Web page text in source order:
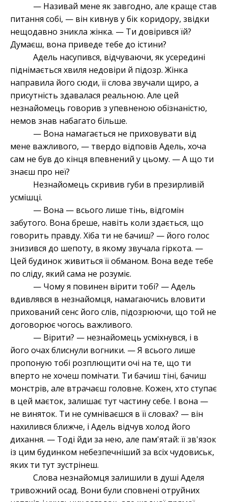
— Називай мене як завгодно, але краще став
питання собі, — він кивнув у бік коридору, звідки
нещодавно зникла жінка. — Ти довірився їй?
Думаєш, вона приведе тебе до істини?
Адель насупився, відчуваючи, як усередині
піднімається хвиля недовіри й підозр. Жінка
направила його сюди, її слова звучали щиро, а
присутність здавалася реальною. Але цей
незнайомець говорив з упевненою обізнаністю,
немов знав набагато більше.
— Вона намагається не приховувати від
мене важливого, — твердо відповів Адель, хоча
сам не був до кінця впевнений у цьому. — А що ти
знаєш про неї?
Незнайомець скривив губи в презирливій
усмішці.
— Вона — всього лише тінь, відгомін
забутого. Вона бреше, навіть коли здається, що
говорить правду. Хіба ти не бачиш? — його голос
знизився до шепоту, в якому звучала гіркота. —
Цей будинок живиться її обманом. Вона веде тебе
по сліду, який сама не розуміє.
— Чому я повинен вірити тобі? — Адель
вдивлявся в незнайомця, намагаючись вловити
прихований сенс його слів, підозрюючи, що той не
договорює чогось важливого.
— Вірити? — незнайомець усміхнувся, і в
його очах блиснули вогники. — Я всього лише
пропоную тобі розплющити очі на те, що ти
вперто не хочеш помічати. Ти бачиш тіні, бачиш
монстрів, але втрачаєш головне. Кожен, хто ступає
в цей маєток, залишає тут частину себе. І вона —
не виняток. Ти не сумніваєшся в її словах? — він
нахилився ближче, і Адель відчув холод його
дихання. — Тоді йди за нею, але пам'ятай: її зв'язок
із цим будинком небезпечніший за всіх чудовиськ,
яких ти тут зустрінеш.
Слова незнайомця залишили в душі Аделя
тривожний осад. Вони були сповнені отруйних